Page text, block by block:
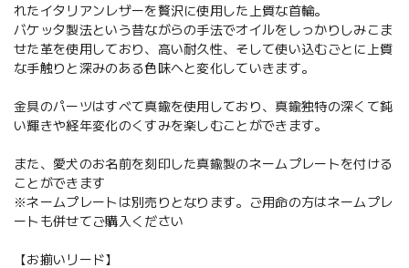
れたイタリアンレザーを贅沢に使用した上質な首輪。
バケッタ製法という昔ながらの手法でオイルをしっかりしみこま
せた革を使用しており、高い耐久性、そして使い込むごとに上質
な手触りと深みのある色味へと変化していきます。
金具のパーツはすべて真鍮を使用しており、真鍮独特の深くて鈍
い輝きや経年変化のくすみを楽しむことができます。
また、愛犬のお名前を刻印した真鍮製のネームプレートを付ける
ことができます
※ネームプレートは別売りとなります。ご用命の方はネームプレ
ートも併せてご購入ください
【お揃いリード】